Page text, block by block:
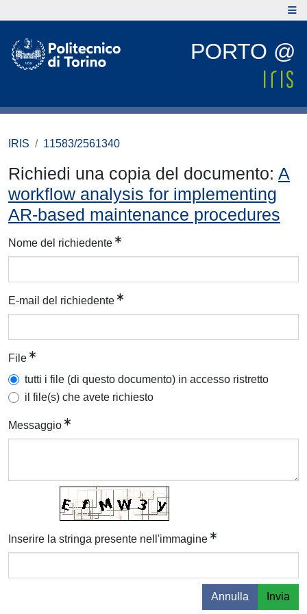
PORTO @
IRIS 11583/2561340
Richiedi una copia del documento: A
workflow analysis for implementing
AR-based maintenance procedures
Nome del richiedente
E-mail del richiedente
File
tutti i file (di questo documento) in accesso ristretto
il file(s) che avete richiesto
Messaggio
Inserire la stringa presente nell'immagine
Annulla Invia